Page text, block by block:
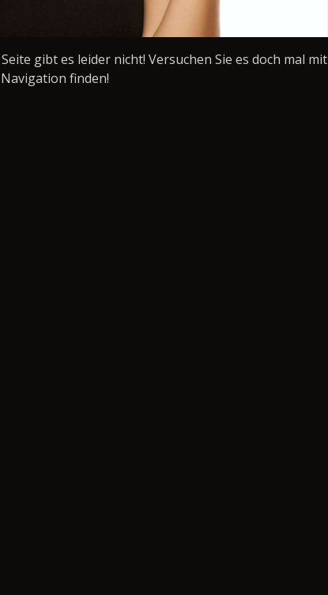
gibt es leider nicht! Versuchen Sie es doch mal mit
finden!